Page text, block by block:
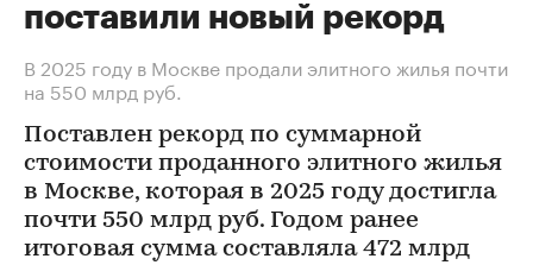
поставили новый рекорд
В 2025 году в Москве продали элитного жилья почти
на 550 млрд руб.
Поставлен рекорд по суммарной
стоимости проданного элитного жилья
в Москве, которая в 2025 году достигла
почти 550 млрд руб. Годом ранее
итоговая сумма составляла 472 млрд